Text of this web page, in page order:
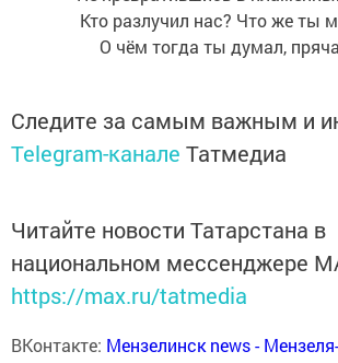
Кто разлучил нас? Что же ты
О чём тогда ты думал,
Следите за самым важным и
Telegram-канале Татмедиа
Читайте новости Татарстана в
национальном мессенджере
https://max.ru/tatmedia
ВКонтакте: Мензелинск news -